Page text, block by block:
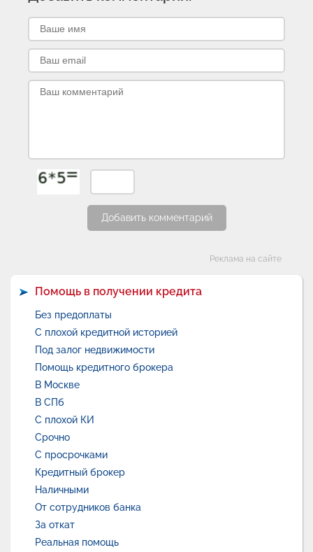
Добавить комментарий
Реклама на сайте
Помощь в получении кредита
Без предоплаты
С плохой кредитной историей
Под залог недвижимости
Помощь кредитного брокера
В Москве
В СПб
С плохой КИ
Срочно
С просрочками
Кредитный брокер
Наличными
От сотрудников банка
За откат
Реальная помощь